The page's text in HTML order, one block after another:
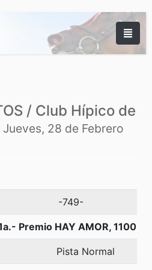
/ Club Hípico de
Jueves, 28 de Febrero
-749-
Premio HAY AMOR, 1100
Pista Normal